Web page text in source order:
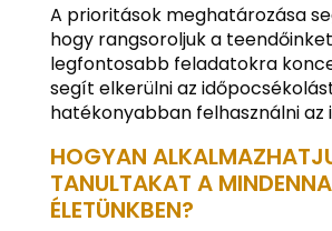
A prioritások meghatározása
hogy rangsoroljuk a
legfontosabb feladatokra
segít elkerülni az
hatékonyabban felhasználni az
HOGYAN
TANULTAKAT A
ÉLETÜNKBEN?